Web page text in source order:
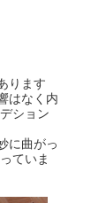
ります
はなく内
ション
に曲がっ
ていま